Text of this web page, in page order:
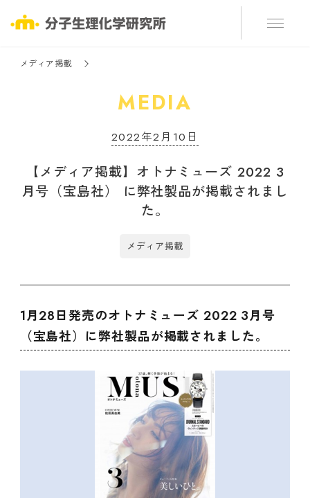
メディア掲載
MEDIA
2022年2月10日
【メディア掲載】オトナミューズ 2022 3
月号（宝島社） に弊社製品が掲載されまし
た。
メディア掲載
1月28日発売のオトナミューズ 2022 3月号
（宝島社）に弊社製品が掲載されました。